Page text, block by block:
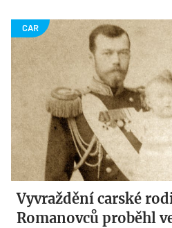
Vyvraždění carské
Romanovců proběhl